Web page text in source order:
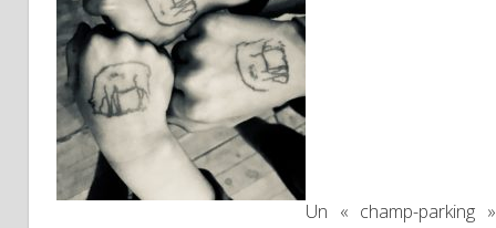
Un « champ-parking »